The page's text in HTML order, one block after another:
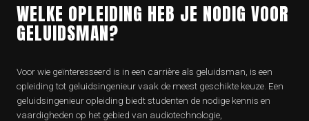
WELKE OPLEIDING HEB JE NODIG VOOR
GELUIDSMAN?
Voor wie geïnteresseerd is in een carrière als geluidsman, is een
opleiding tot geluidsingenieur vaak de meest geschikte keuze. Een
geluidsingenieur opleiding biedt studenten de nodige kennis en
vaardigheden op het gebied van audiotechnologie,